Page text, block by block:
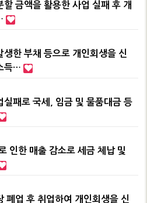
할 금액을 활용한 사업 실패 후 개
생한 부채 등으로 개인회생을 신
득…
실패로 국세, 임금 및 물품대금 등
인한 매출 감소로 세금 체납 및
폐업 후 취업하여 개인회생을 신